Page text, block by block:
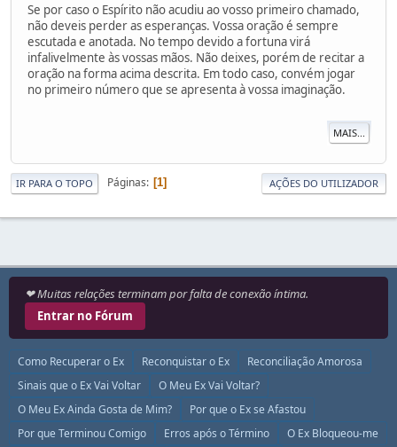
Se por caso o Espírito não acudiu ao vosso primeiro chamado,
não deveis perder as esperanças. Vossa oração é sempre
escutada e anotada. No tempo devido a fortuna virá
infalivelmente às vossas mãos. Não deixes, porém de recitar a
oração na forma acima descrita. Em todo caso, convém jogar
no primeiro número que se apresenta à vossa imaginação.
MAIS...
IR PARA O TOPO Páginas 1 AÇÕES DO UTILIZADOR
❤ Muitas relações terminam por falta de conexão íntima.
Entrar no Fórum
Como Recuperar o Ex Reconquistar o Ex
Reconciliação Amorosa
Sinais que o Ex Vai Voltar
O Meu Ex Vai Voltar?
O Meu Ex Ainda Gosta de Mim?
Por que o Ex se Afastou
Por que Terminou Comigo
Erros após o Término O Ex Bloqueou-me